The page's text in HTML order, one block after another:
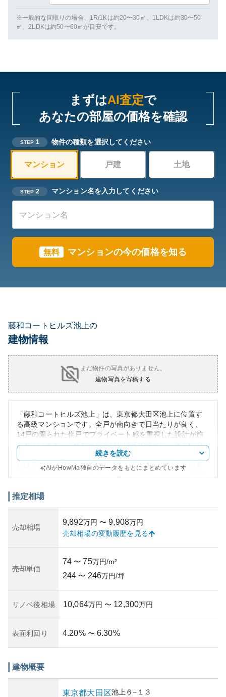
※一般的な間取りの場合、1R/1Kは約20〜30㎡、1LDKは約30〜50
㎡、2LDKは約50〜60㎡が目安です。
まずはAI査定で
あなたの部屋の価格を確認
STEP 1 物件の種類を選択してください
マンション 戸建 土地
STEP 2 マンション名を入力してください
無料 マンションの今の価格を知る
藤和コートヒルズ池上の
建物情報
まだ物件の写真がありません。
建物写真を寄稿する
「藤和コートヒルズ池上」は、東京都大田区池上に位置す
る高級マンションです。全戸が南向きで日当たりが良く、
14戸の限られた住戸でプライベート感を重視した設計が施
されています。二棟から成るひな壇式の建設で、最上位の
住居からは開放的な景色が楽しめます。豪華な共用ロビー
にはラグジュアリーな応接セットが置かれ、住民と来訪者
広々とした生活空間が魅力です。
り、ファミリー層にも適した住環境が整っています。ま
た、周辺交通も充実しており、都内各所へ容易にアクセス
可能です。資産性においても、需要の高いエリア特性から
れます。築年数や管理状況については具体的な調査が必要
ですが、多くの場合、高級マンションであれば定期的な管
続きを読む
AIがHowMa独自のデータをもとにまとめています
推定相場
売却相場
9,892万円 〜 9,908万円
売却相場の変動履歴を見る
売却単価
74 〜 75万円/m²
244 〜 246万円/坪
リノベ後相場 10,064万円 〜 12,300万円
表面利回り 4.20% 〜 6.30%
建物概要
東京都大田区池上 ６−１３